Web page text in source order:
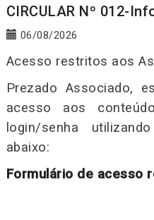
CIRCULAR Nº 012-
06/08/2026
Acesso restritos aos
Prezado Associado,
acesso aos
login/senha
abaixo:
Formulário de acesso